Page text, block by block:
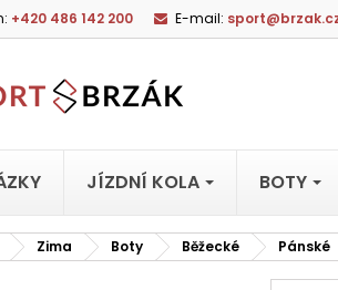
+420 486 142 200 E-mail:
JÍZDNÍ KOLA BOTY
Zima Boty Běžecké Pánské